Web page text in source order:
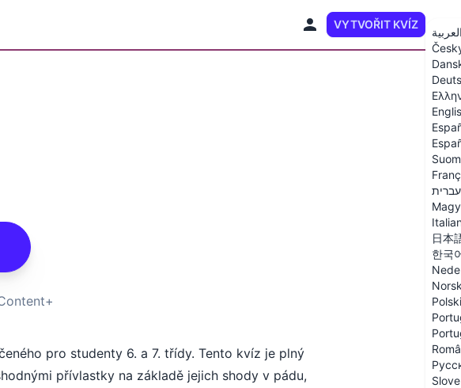
VYTVOŘIT KVÍZ
עברית
日本
한국
Polski
pro studenty 6. a 7. třídy. Tento kvíz je plný
přívlastky na základě jejich shody v pádu,